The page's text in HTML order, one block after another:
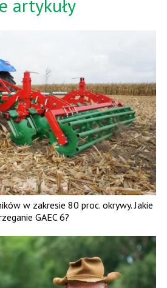
artykuły
w zakresie 80 proc. okrywy. Jakie
GAEC 6?